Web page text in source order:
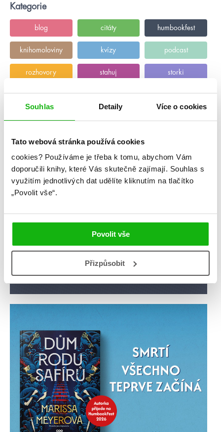
Souhlas Detaily Více o cookies
Tato webová stránka používá cookies
cookies? Používáme je třeba k tomu, abychom Vám
doporučili knihy, které Vás skutečně zajímají. Souhlas s
využitím jednotlivých dat udělíte kliknutím na tlačítko
„Povolit vše“.
Povolit vše
Přizpůsobit
Kategorie
blog citáty humbookfest
knihomoloviny kvízy podcast
rozhovory stahuj storki
videa žebříčky